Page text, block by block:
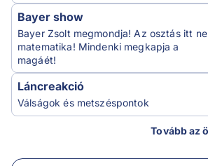
Bayer show
Bayer Zsolt megmondja! Az osztás itt
matematika! Mindenki megkapja a
magáét!
Láncreakció
Válságok és metszéspontok
Tovább az